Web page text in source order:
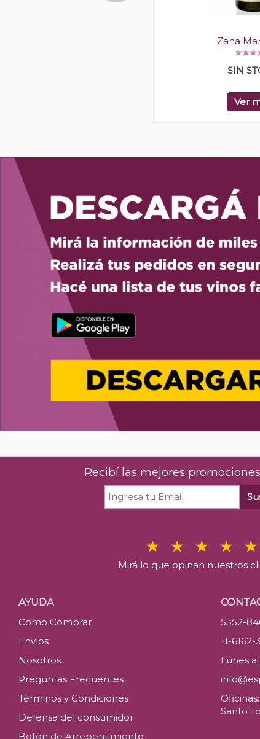
Zaha
SIN
Ver
Recibí las mejores
Mirá lo que opinan nuestros
AYUDA
Como Comprar
Envíos
Nosotros
Preguntas Frecuentes
Términos y Condiciones
Defensa del consumidor
Botón de Arrepentimiento
5352-
11-
Lunes a
Oficinas:
Santo